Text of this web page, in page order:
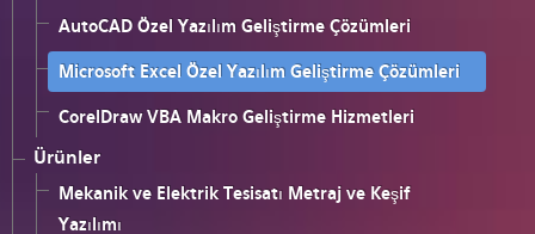
AutoCAD Özel Yazılım Geliştirme Çözümleri
Microsoft Excel Özel Yazılım Geliştirme Çözümleri
CorelDraw VBA Makro Geliştirme Hizmetleri
Ürünler
Mekanik ve Elektrik Tesisatı Metraj ve Keşif
Yazılımı